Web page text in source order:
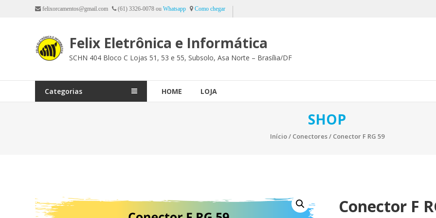
felixorcamentos@gmail.com (61) 3326-0078 ou Whatsapp Como chegar
Felix Eletrônica e Informática
SCHN 404 Bloco C Lojas 51, 53 e 55, Subsolo, Asa Norte – Brasília/DF
Categorias HOME LOJA
SHOP
Início/ Conectores/ Conector F RG 59
Conector F